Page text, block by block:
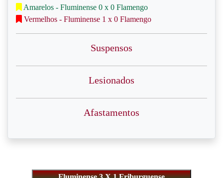
Amarelos - Fluminense 0 x 0 Flamengo
Vermelhos - Fluminense 1 x 0 Flamengo
Suspensos
Lesionados
Afastamentos